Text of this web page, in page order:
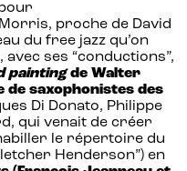
proche de David
du free jazz qu’on
ses “conductions”,
paintingde Walter
de saxophonistes des
Di Donato, Philippe
qui venait de créer
le répertoire du
Henderson”) en